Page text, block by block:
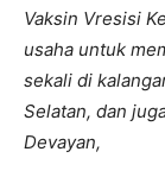
Vaksin Vresisi
usaha untuk
sekali di
Selatan, dan
Devayan,